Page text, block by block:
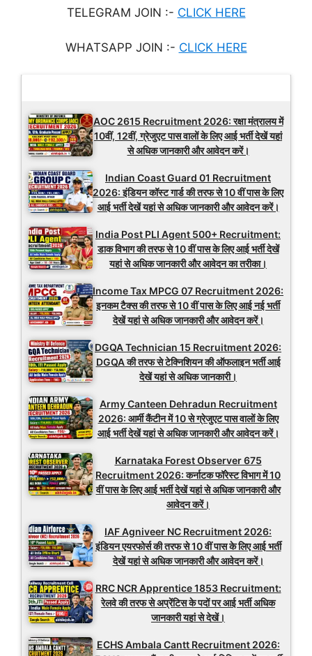
TELEGRAM JOIN :- CLICK HERE
WHATSAPP JOIN :- CLICK HERE
AOC 2615 Recruitment 2026: रक्षा मंत्रालय में
10वीं, 12वीं, ग्रेजुएट पास वालों के लिए आई भर्ती देखें यहां
से अधिक जानकारी और आवेदन करें।
Indian Coast Guard 01 Recruitment
2026: इंडियन कॉस्ट गार्ड की तरफ से 10 वीं पास के लिए
आई भर्ती देखें यहां से अधिक जानकारी और आवेदन करें।
India Post PLI Agent 500+ Recruitment:
डाक विभाग की तरफ से 10 वीं पास के लिए आई भर्ती देखें
यहां से अधिक जानकारी और आवेदन का तरीका।
Income Tax MPCG 07 Recruitment 2026:
इनकम टैक्स की तरफ से 10 वीं पास के लिए आई नई भर्ती
देखें यहां से अधिक जानकारी और आवेदन करें।
DGQA Technician 15 Recruitment 2026:
DGQA की तरफ से टेक्निशियन की ऑफलाइन भर्ती आई
देखें यहां से अधिक जानकारी।
Army Canteen Dehradun Recruitment
2026: आर्मी कैंटीन में 10 से ग्रेजुएट पास वालों के लिए
आई भर्ती देखें यहां से अधिक जानकारी और आवेदन करें।
Karnataka Forest Observer 675
Recruitment 2026: कर्नाटक फॉरेस्ट विभाग में 10
वीं पास के लिए आई भर्ती देखें यहां से अधिक जानकारी और
आवेदन करें।
IAF Agniveer NC Recruitment 2026:
इंडियन एयरफोर्स की तरफ से 10 वीं पास के लिए आई भर्ती
देखें यहां से अधिक जानकारी और आवेदन करें।
RRC NCR Apprentice 1853 Recruitment:
रेलवे की तरफ से अप्रेंटिस के पदों पर आई भर्ती अधिक
जानकारी यहां से देखें।
ECHS Ambala Cantt Recruitment 2026: